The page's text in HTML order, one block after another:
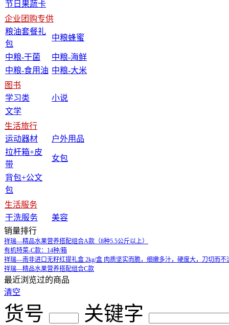
节日果蔬卡
企业团购专供
粮油套餐礼
包
中粮蜂蜜
中粮-干菌
中粮-海鲜
中粮-食用油 中粮-大米
图书
学习类
小说
文学
生活旅行
运动器材
户外用品
拉杆箱+皮
带
女包
背包+公文
包
生活服务
干洗服务
美容
销量排行
祥瑞—精品水果营养搭配组合A款（8种5.5公斤以上）
有机特菜-C款：14种/箱
祥瑞—南非进口无籽红提礼盒 2kg/盒 肉质坚实而脆，细嫩多汁，硬度大，刀切而不
祥瑞—精品水果营养搭配组合C款
最近浏览过的商品
清空
货号 关键字